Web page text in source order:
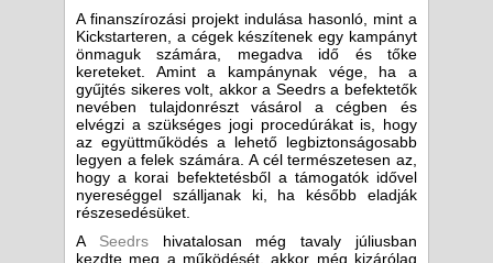
A finanszírozási projekt indulása hasonló, mint a
Kickstarteren, a cégek készítenek egy kampányt
önmaguk számára, megadva idő és tőke
kereteket. Amint a kampánynak vége, ha a
gyűjtés sikeres volt, akkor a Seedrs a befektetők
nevében tulajdonrészt vásárol a cégben és
elvégzi a szükséges jogi procedúrákat is, hogy
az együttműködés a lehető legbiztonságosabb
legyen a felek számára. A cél természetesen az,
hogy a korai befektetésből a támogatók idővel
nyereséggel szálljanak ki, ha később eladják
részesedésüket.
A Seedrshivatalosan még tavaly júliusban
kezdte meg a működését, akkor még kizárólag